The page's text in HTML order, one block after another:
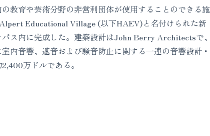
教育や芸術分野の非営利団体が使用することのできる施
Educational Village (以下HAEV)と名付けられた新
ス内に完成した。建築設計はJohn Berry Architectsで、
内音響、遮音および騒音防止に関する一連の音響設計・
万ドルである。